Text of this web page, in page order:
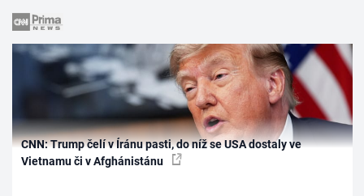
CNN: Trump čelí v Íránu pasti, do níž se USA dostaly ve
Vietnamu či v Afghánistánu